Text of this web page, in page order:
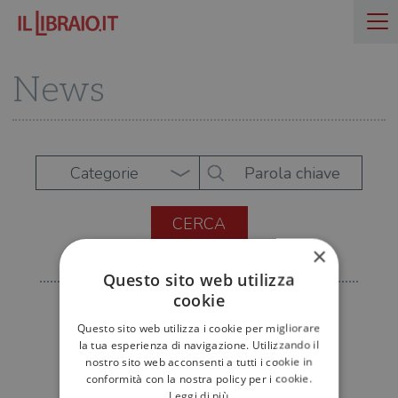
News
Categorie
×
Questo sito web utilizza
cookie
Questo sito web utilizza i cookie per migliorare
la tua esperienza di navigazione. Utilizzando il
nostro sito web acconsenti a tutti i cookie in
conformità con la nostra policy per i cookie.